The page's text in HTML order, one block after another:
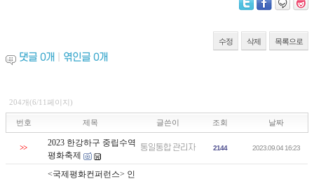
수정 삭제 목록으로
댓글 0개 엮인글 0개
204개(6/11페이지)
번호 제목 글쓴이 조회 날짜
>>
2023 한강하구 중립수역
평화축제
통일통합 관리자 2144 2023.09.04 16:23
<국제평화컨퍼런스> 인